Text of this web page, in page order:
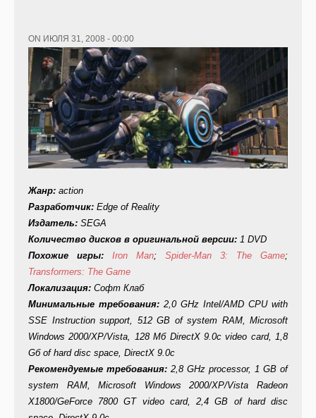
ON ИЮЛЯ 31, 2008 - 00:00
Жанр: action
Разработчик: Edge of Reality
Издатель: SEGA
Количество дисков в оригинальной версии: 1 DVD
Похожие игры:
Iron Man; Spider-Man 3: The Game;
Transformers: The Game
Локализация: Софт Клаб
Минимальные требования: 2,0 GHz Intel/AMD CPU with
SSE Instruction support, 512 GB of system RAM, Microsoft
Windows 2000/XP/Vista, 128 Mб DirectX 9.0c video card, 1,8
Gб of hard disc space, DirectX 9.0c
Рекомендуемые требования: 2,8 GHz processor, 1 GB of
system RAM, Microsoft Windows 2000/XP/Vista Radeon
X1800/GeForce 7800 GT video card, 2,4 GB of hard disc